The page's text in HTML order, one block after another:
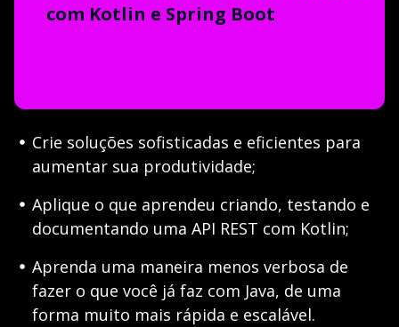
com Kotlin e Spring Boot
Crie soluções sofisticadas e eficientes para
aumentar sua produtividade;
Aplique o que aprendeu criando, testando e
documentando uma API REST com Kotlin;
Aprenda uma maneira menos verbosa de
fazer o que você já faz com Java, de uma
forma muito mais rápida e escalável.